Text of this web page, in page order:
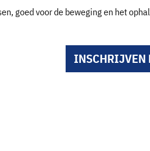
goed voor de beweging en het
INSCHRIJVEN